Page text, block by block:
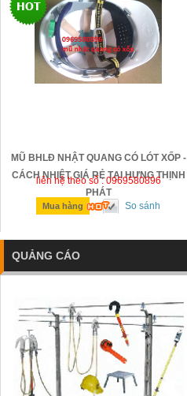
MŨ BHLĐ NHẬT QUANG CÓ LÓT XỐP -
CÁCH NHIỆT GIÁ RẺ TẠI HƯNG THỊNH
PHÁT
liên hệ theo số : 0969580896
Mua hàng So sánh
QUẢNG CÁO